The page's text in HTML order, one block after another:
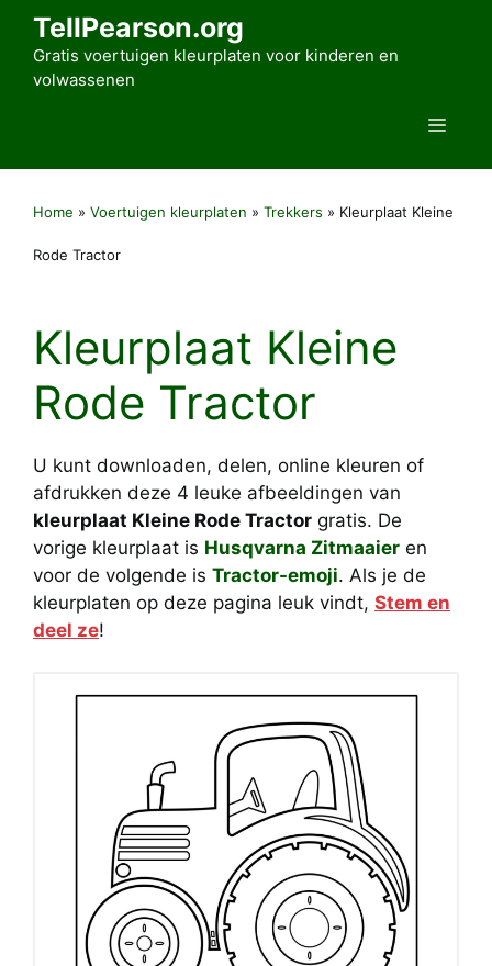
TellPearson.org
Gratis voertuigen kleurplaten voor kinderen en
volwassenen
Menu
Home » Voertuigen kleurplaten » Trekkers » Kleurplaat Kleine
Rode Tractor
Kleurplaat Kleine
Rode Tractor
U kunt downloaden, delen, online kleuren of
afdrukken deze 4 leuke afbeeldingen van
kleurplaat Kleine Rode Tractor gratis. De
vorige kleurplaat is Husqvarna Zitmaaier en
voor de volgende is Tractor-emoji. Als je de
kleurplaten op deze pagina leuk vindt, Stem en
deel ze!